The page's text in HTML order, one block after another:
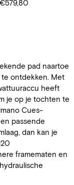
€579,80
pad naartoe
te ontdekken. Met
heeft
je op je tochten te
Cues-
passende
dan kan je
framematen en